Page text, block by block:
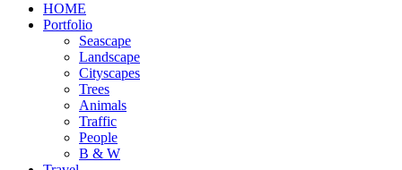
HOME
Portfolio
Seascape
Landscape
Cityscapes
Trees
Animals
Traffic
People
B & W